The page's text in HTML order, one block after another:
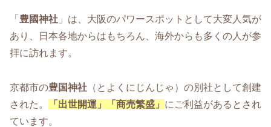
「 豊國神社 」は、大阪のパワースポットとして大変人気が
あり、日本各地からはもちろん、海外からも多くの人が参
拝に訪れます。
京都市の豊国神社 （とよくにじんじゃ）の別社として創建
された。
「出世開運」「商売繁盛」 にご利益があるとされ
ています。